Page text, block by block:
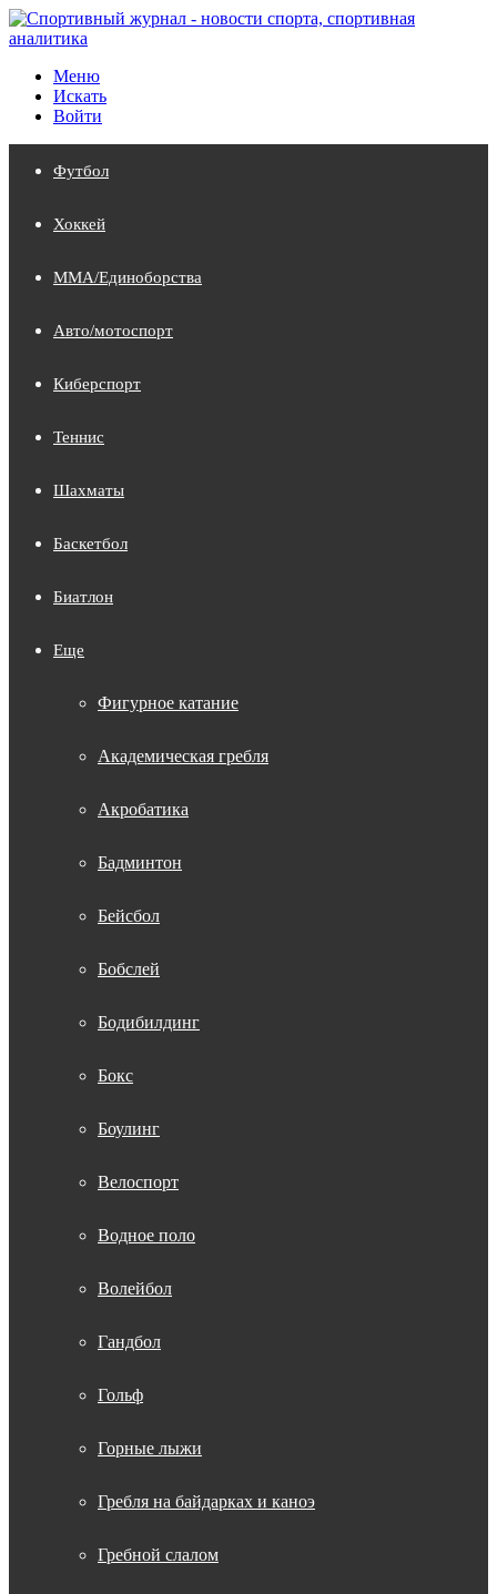
Меню
Искать
Войти
Футбол
Хоккей
MMA/Единоборства
Авто/мотоспорт
Киберспорт
Теннис
Шахматы
Баскетбол
Биатлон
Еще
Фигурное катание
Академическая гребля
Акробатика
Бадминтон
Бейсбол
Бобслей
Бодибилдинг
Бокс
Боулинг
Велоспорт
Водное поло
Волейбол
Гандбол
Гольф
Горные лыжи
Гребля на байдарках и каноэ
Гребной слалом